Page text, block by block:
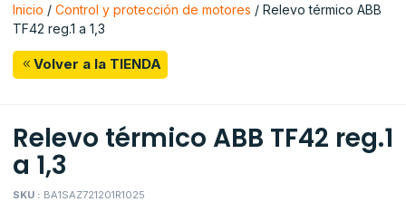
Inicio / Control y protección de motores / Relevo térmico ABB
TF42 reg.1 a 1,3
Volver a la TIENDA
Relevo térmico ABB TF42 reg.1
a 1,3
SKU : BA1SAZ721201R1025